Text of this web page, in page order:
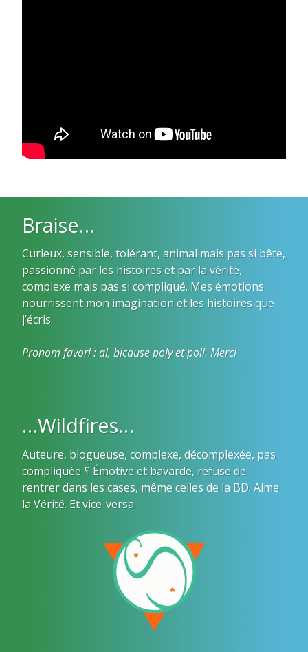
Braise…
Curieux, sensible, tolérant, animal mais pas si bête,
passionné par les histoires et par la vérité,
complexe mais pas si compliqué. Mes émotions
nourrissent mon imagination et les histoires que
j’écris.
Pronom favori : al, bicause poly et poli. Merci
…Wildfires…
Auteure, blogueuse, complexe, décomplexée, pas
compliquée ؟ Émotive et bavarde, refuse de
rentrer dans les cases, même celles de la BD. Aime
la Vérité. Et vice-versa.